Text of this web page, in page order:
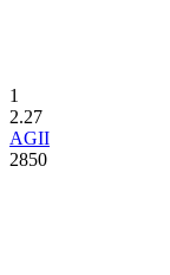
1
2.27
AGII
2850